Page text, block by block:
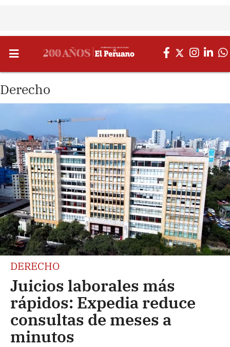
Derecho
DERECHO
Juicios laborales más
rápidos: Expedia reduce
consultas de meses a
minutos